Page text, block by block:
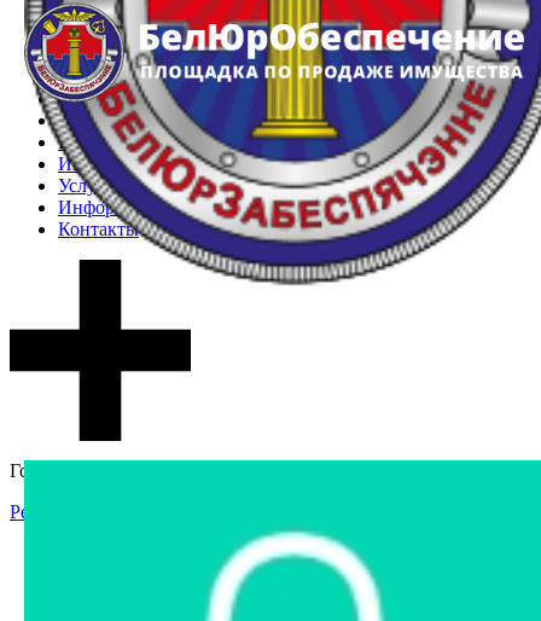
Главная
Арестованное имущество
Реестр несостоявшихся торгов
Реестр переоценок
Частное имущество
Государственное имущество
Интернет-магазин
Интернет-витрина
Услуги
Информация
Контакты
Гостевой доступ
Регистрация
Интернет-магазин